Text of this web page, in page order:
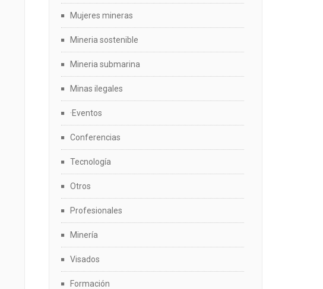
Mujeres mineras
Mineria sostenible
Mineria submarina
Minas ilegales
·Eventos
Conferencias
Tecnología
Otros
Profesionales
Minería
Visados
Formación